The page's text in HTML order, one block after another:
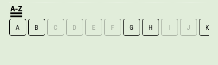
A B C D E F G H I J K